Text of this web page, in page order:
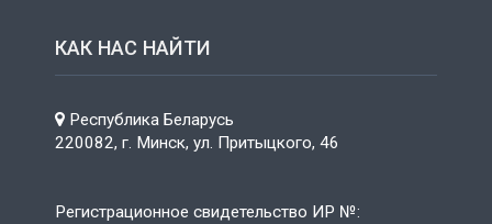
КАК НАС НАЙТИ
Республика Беларусь
220082, г. Минск, ул. Притыцкого, 46
Регистрационное свидетельство ИР №: